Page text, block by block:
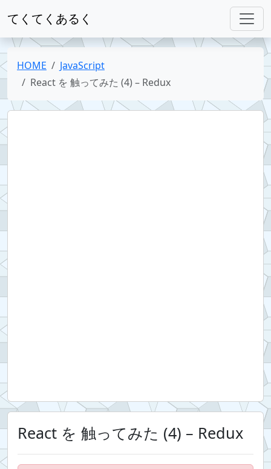
てくてくあるく
HOME
JavaScript
React を 触ってみた (4) – Redux
React を 触ってみた (4) – Redux